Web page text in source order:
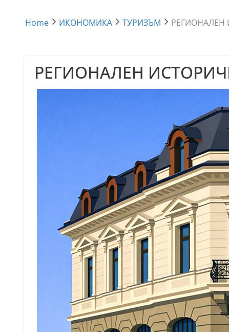
Home ИКОНОМИКА ТУРИЗЪМ РЕГИОНАЛЕН
РЕГИОНАЛЕН